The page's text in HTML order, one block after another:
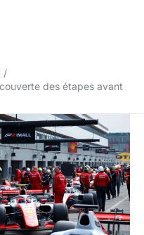
des étapes avant